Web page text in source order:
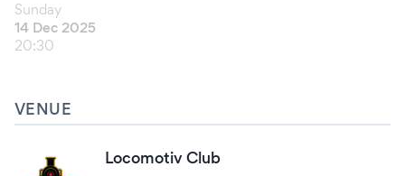
Sunday
14 Dec 2025
20:30
VENUE
Locomotiv Club